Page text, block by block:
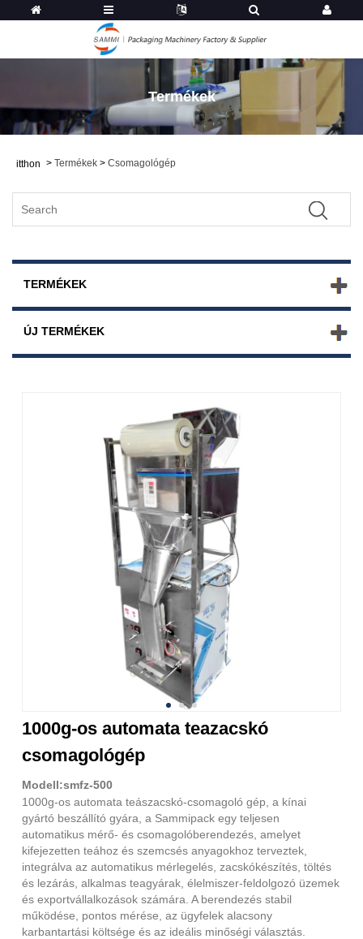
Termékek
itthon > Termékek > Csomagológép
TERMÉKEK
ÚJ TERMÉKEK
1000g-os automata teazacskó
csomagológép
Modell:smfz-500
1000g-os automata teászacskó-csomagoló gép, a kínai
gyártó beszállító gyára, a Sammipack egy teljesen
automatikus mérő- és csomagolóberendezés, amelyet
kifejezetten teához és szemcsés anyagokhoz terveztek,
integrálva az automatikus mérlegelés, zacskókészítés, töltés
és lezárás, alkalmas teagyárak, élelmiszer-feldolgozó üzemek
és exportvállalkozások számára. A berendezés stabil
működése, pontos mérése, az ügyfelek alacsony
karbantartási költsége és az ideális minőségi választás.